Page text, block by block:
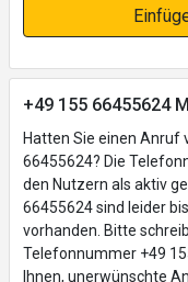
+49 155 66455624
Hatten Sie einen Anruf
66455624? Die
den Nutzern als aktiv
66455624 sind leider
vorhanden. Bitte
Telefonnummer +49
Ihnen, unerwünschte